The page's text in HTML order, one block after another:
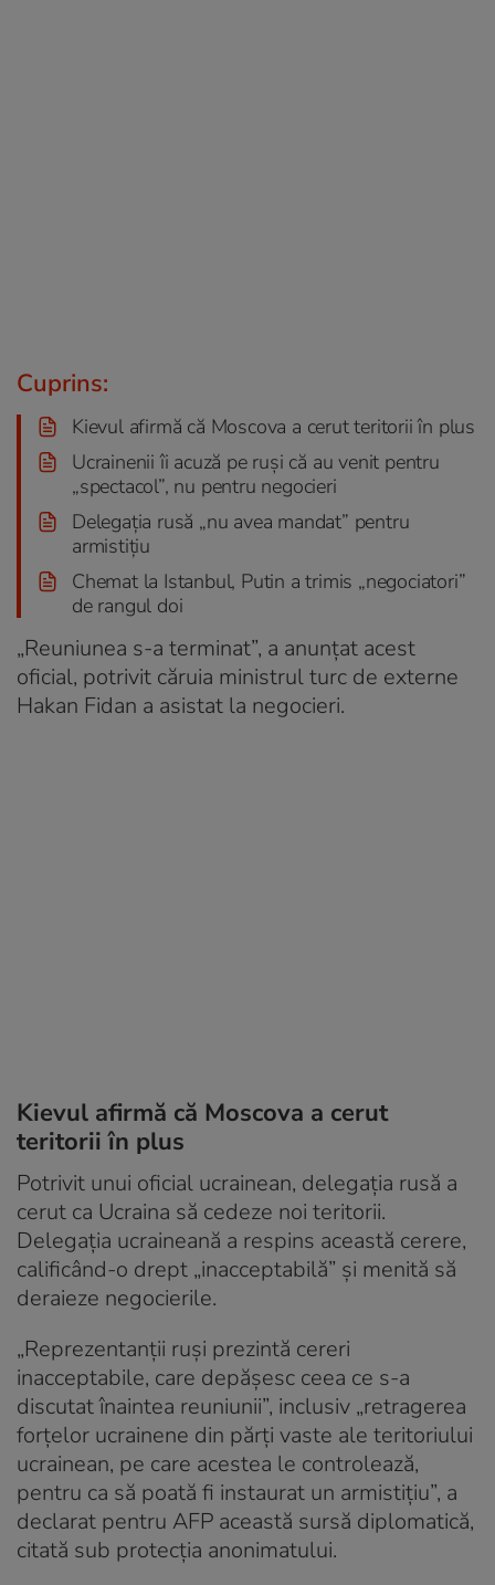
Cuprins:
Kievul afirmă că Moscova a cerut teritorii în plus
Ucrainenii îi acuză pe ruși că au venit pentru
„spectacol”, nu pentru negocieri
Delegația rusă „nu avea mandat” pentru
armistițiu
Chemat la Istanbul, Putin a trimis „negociatori”
de rangul doi
„Reuniunea s-a terminat”, a anunţat acest
oficial, potrivit căruia ministrul turc de externe
Hakan Fidan a asistat la negocieri.
Kievul afirmă că Moscova a cerut
teritorii în plus
Potrivit unui oficial ucrainean, delegația rusă a
cerut ca Ucraina să cedeze noi teritorii.
Delegația ucraineană a respins această cerere,
calificând-o drept „inacceptabilă” şi menită să
deraieze negocierile.
„Reprezentanţii ruşi prezintă cereri
inacceptabile, care depăşesc ceea ce s-a
discutat înaintea reuniunii”, inclusiv „retragerea
forţelor ucrainene din părţi vaste ale teritoriului
ucrainean, pe care acestea le controlează,
pentru ca să poată fi instaurat un armistiţiu”, a
declarat pentru AFP această sursă diplomatică,
citată sub protecţia anonimatului.